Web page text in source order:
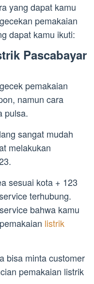
yang dapat kamu
pemakaian
dapat kamu ikuti:
Pascabayar
pemakaian
namun cara
pulsa.
sangat mudah
melakukan
sesuai kota + 123
terhubung.
bahwa kamu
listrik
bisa minta customer
pemakaian listrik